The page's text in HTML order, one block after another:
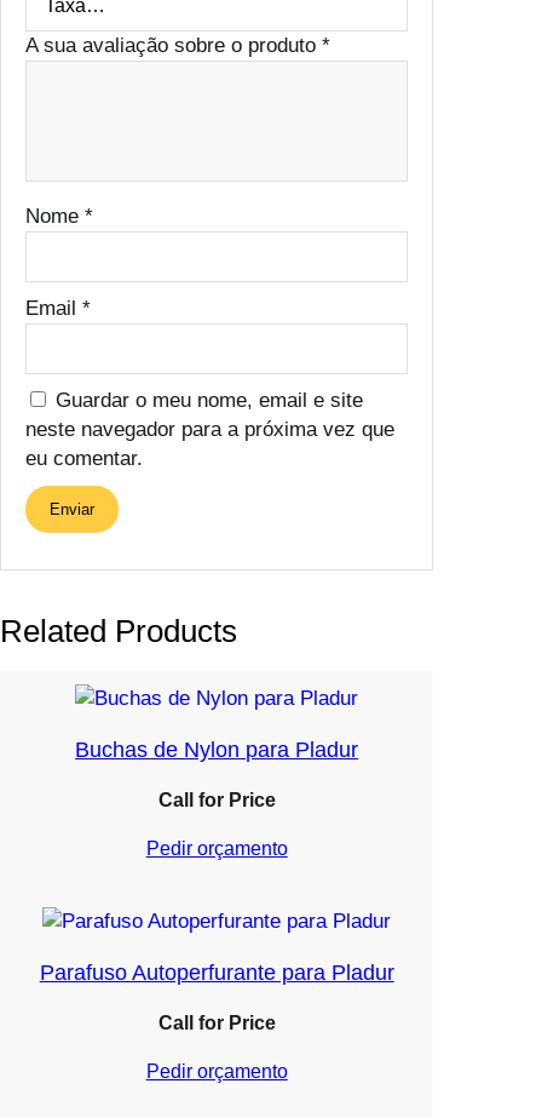
A sua avaliação sobre o produto *
Nome *
Email *
Guardar o meu nome, email e site
neste navegador para a próxima vez que
eu comentar.
Related Products
Buchas de Nylon para Pladur
Call for Price
Pedir orçamento
Parafuso Autoperfurante para Pladur
Call for Price
Pedir orçamento